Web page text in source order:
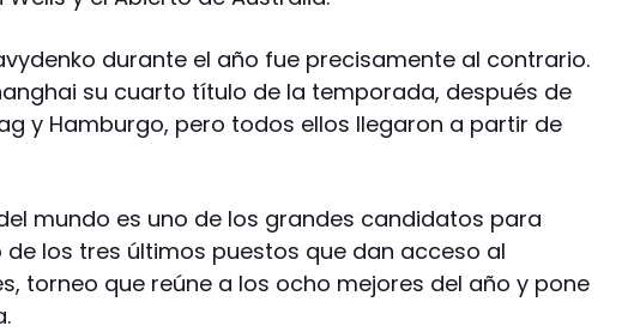
durante el año fue precisamente al contrario.
su cuarto título de la temporada, después de
y Hamburgo, pero todos ellos llegaron a partir de
mundo es uno de los grandes candidatos para
los tres últimos puestos que dan acceso al
torneo que reúne a los ocho mejores del año y pone